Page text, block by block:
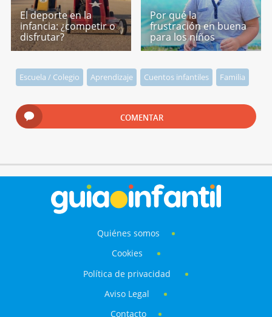
El deporte en la
infancia: ¿competir o
disfrutar?
Por qué la
frustración en buena
para los niños
Escuela / Colegio Aprendizaje Cuentos infantiles Familia
COMENTAR
Quiénes somos
Cookies
Política de privacidad
Aviso Legal
Contacto